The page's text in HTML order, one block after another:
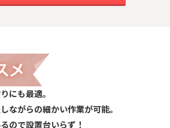
にも最適。
ながらの細かい作業が可能。
ので設置台いらず！